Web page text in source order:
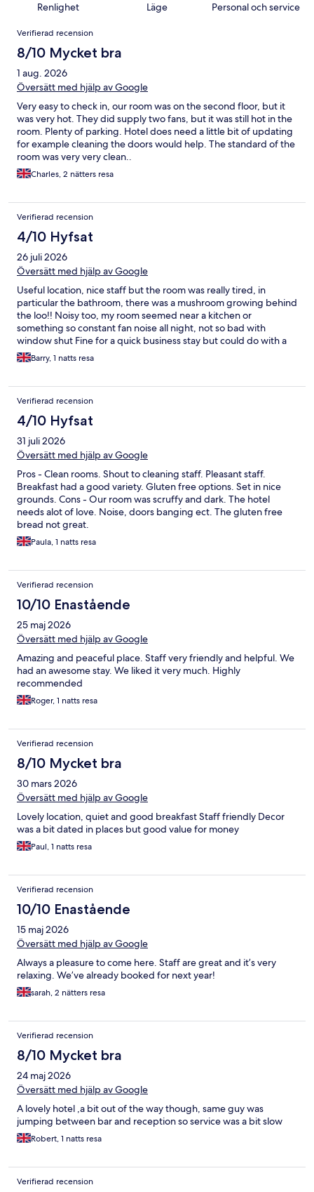
Renlighet Läge Personal och service
Recensioner
Verifierad recension
8/10 Mycket bra
1 aug. 2026
Översätt med hjälp av Google
Very easy to check in, our room was on the second floor, but it
was very hot. They did supply two fans, but it was still hot in the
room. Plenty of parking. Hotel does need a little bit of updating
for example cleaning the doors would help. The standard of the
room was very very clean..
Charles, 2 nätters resa
Verifierad recension
4/10 Hyfsat
26 juli 2026
Översätt med hjälp av Google
Useful location, nice staff but the room was really tired, in
particular the bathroom, there was a mushroom growing behind
the loo!! Noisy too, my room seemed near a kitchen or
something so constant fan noise all night, not so bad with
window shut Fine for a quick business stay but could do with a
proper spruce up.
Barry, 1 natts resa
Verifierad recension
4/10 Hyfsat
31 juli 2026
Översätt med hjälp av Google
Pros - Clean rooms. Shout to cleaning staff. Pleasant staff.
Breakfast had a good variety. Gluten free options. Set in nice
grounds. Cons - Our room was scruffy and dark. The hotel
needs alot of love. Noise, doors banging ect. The gluten free
bread not great.
Paula, 1 natts resa
Verifierad recension
10/10 Enastående
25 maj 2026
Översätt med hjälp av Google
Amazing and peaceful place. Staff very friendly and helpful. We
had an awesome stay. We liked it very much. Highly
recommended
Roger, 1 natts resa
Verifierad recension
8/10 Mycket bra
30 mars 2026
Översätt med hjälp av Google
Lovely location, quiet and good breakfast Staff friendly Decor
was a bit dated in places but good value for money
Paul, 1 natts resa
Verifierad recension
10/10 Enastående
15 maj 2026
Översätt med hjälp av Google
Always a pleasure to come here. Staff are great and it’s very
relaxing. We’ve already booked for next year!
sarah, 2 nätters resa
Verifierad recension
8/10 Mycket bra
24 maj 2026
Översätt med hjälp av Google
A lovely hotel ,a bit out of the way though, same guy was
jumping between bar and reception so service was a bit slow
Robert, 1 natts resa
Verifierad recension